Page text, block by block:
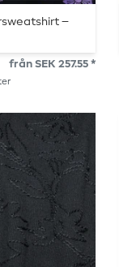
–
från SEK 257.55 *